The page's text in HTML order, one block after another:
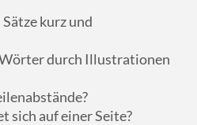
kurz und
durch Illustrationen
sich auf einer Seite?